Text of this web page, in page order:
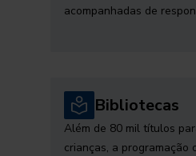
acompanhadas de
Bibliotecas
Além de 80 mil títulos
crianças, a programação